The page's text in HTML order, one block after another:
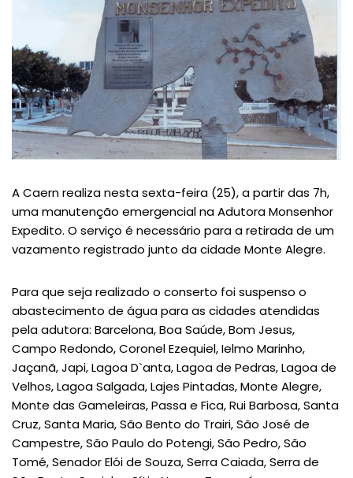
A Caern realiza nesta sexta-feira (25), a partir das 7h,
uma manutenção emergencial na Adutora Monsenhor
Expedito. O serviço é necessário para a retirada de um
vazamento registrado junto da cidade Monte Alegre.
Para que seja realizado o conserto foi suspenso o
abastecimento de água para as cidades atendidas
pela adutora: Barcelona, Boa Saúde, Bom Jesus,
Campo Redondo, Coronel Ezequiel, Ielmo Marinho,
Jaçanã, Japi, Lagoa D`anta, Lagoa de Pedras, Lagoa de
Velhos, Lagoa Salgada, Lajes Pintadas, Monte Alegre,
Monte das Gameleiras, Passa e Fica, Rui Barbosa, Santa
Cruz, Santa Maria, São Bento do Trairi, São José de
Campestre, São Paulo do Potengi, São Pedro, São
Tomé, Senador Elói de Souza, Serra Caiada, Serra de